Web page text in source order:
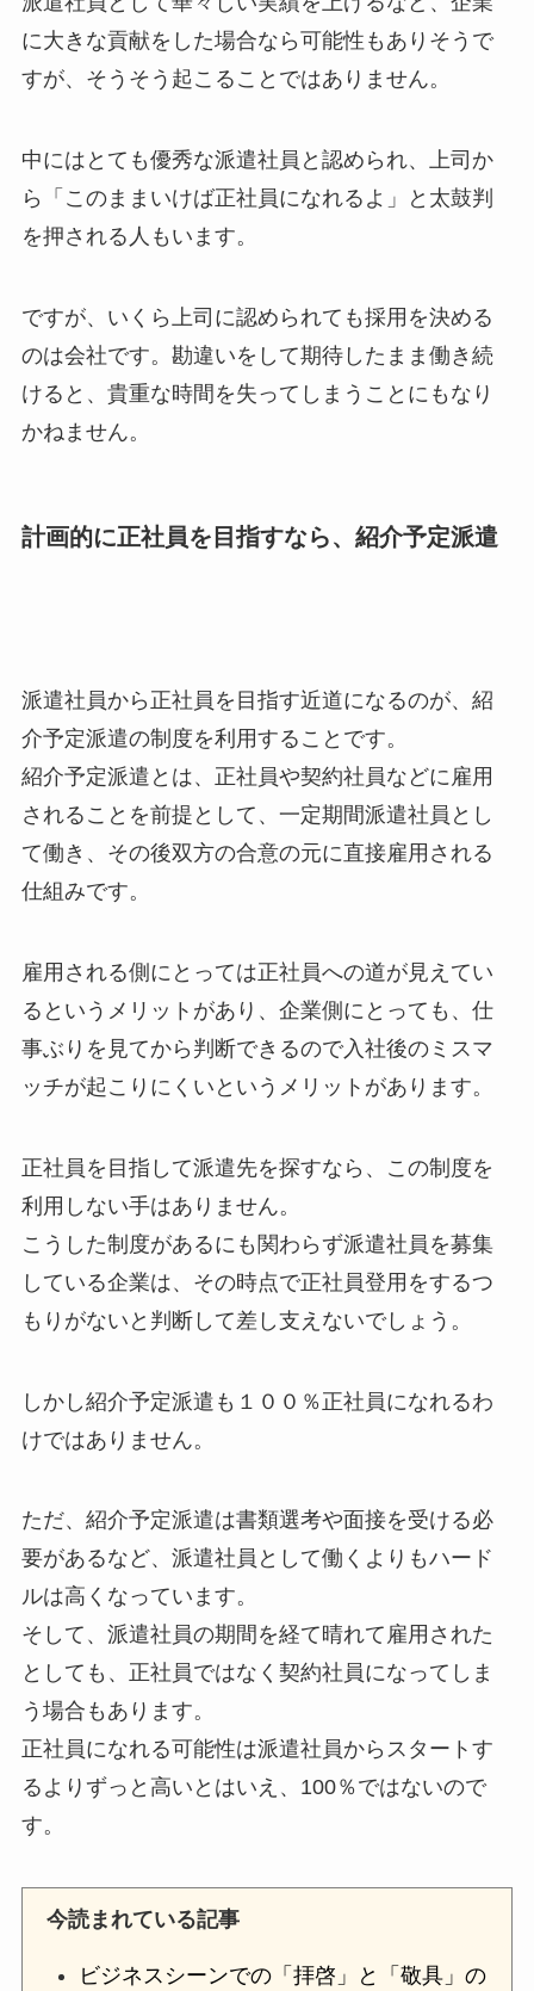
に大きな貢献をした場合なら可能性もありそうで
すが、そうそう起こることではありません。
中にはとても優秀な派遣社員と認められ、上司か
ら
「このままいけば正社員になれるよ」
と太鼓判
を押される人もいます。
ですが、いくら上司に認められても採用を決める
のは会社です。勘違いをして期待したまま働き続
けると、貴重な時間を失ってしまうことにもなり
かねません。
計画的に正社員を目指すなら、紹介予定派遣
派遣社員から正社員を目指す近道になるのが、 紹
介予定派遣の制度を利用することです。
紹介予定派遣とは、 正社員や契約社員などに雇用
されることを前提 として、一定期間派遣社員とし
て働き、その後双方の合意の元に直接雇用 される
仕組みです。
雇用される側にとっては正社員への道が見えてい
るというメリットがあり、企業側にとっても、仕
事ぶりを見てから判断できるので入社後のミスマ
ッチが起こりにくいというメリットがあります。
正社員を目指して派遣先を探すなら、この制度を
利用しない手はありません。
こうした制度があるにも関わらず派遣社員を募集
している企業は、その時点で正社員登用をするつ
もりがない と判断して差し支えないでしょう。
しかし紹介予定派遣も１００％正社員になれるわ
けではありません。
ただ、紹介予定派遣は書類選考や面接を受ける必
要があるなど、派遣社員として働くよりもハード
ルは高くなっています。
そして、派遣社員の期間を経て晴れて雇用された
としても、正社員ではなく 契約社員になってしま
う場合もあります。
正社員になれる可能性は派遣社員からスタートす
るよりずっと高いとはいえ、100％ではないので
す。
今読まれている記事
ビジネスシーンでの「拝啓」と「敬具」の